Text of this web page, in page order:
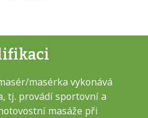
masérka vykonává
tj. provádí sportovní a
masáže při